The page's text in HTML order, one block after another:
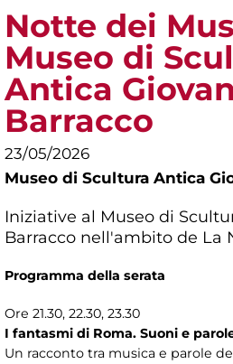
Notte dei
Museo di
Antica
Barracco
23/05/2026
Museo di Scultura Antica
Iniziative al Museo di
Barracco nell'ambito de La
Programma della serata
Ore 21.30, 22.30, 23.30
I fantasmi di Roma. Suoni e
Un racconto tra musica e parole